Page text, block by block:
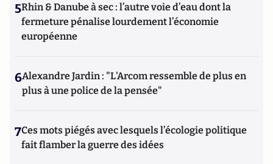
5Rhin & Danube à sec : l’autre voie d’eau dont la
fermeture pénalise lourdement l’économie
européenne
6Alexandre Jardin : "L'Arcom ressemble de plus en
plus à une police de la pensée"
7Ces mots piégés avec lesquels l’écologie politique
fait flamber la guerre des idées